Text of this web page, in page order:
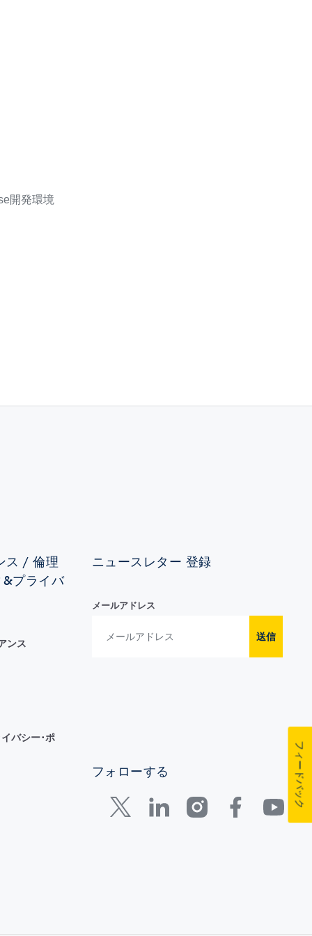
開発環境
ス / 倫理
プライバ
ンス
バシー･ポ
ニュースレター 登録
メールアドレス
送信
フォローする フィードバック